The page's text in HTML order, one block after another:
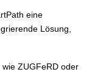
eine
Lösung,
ZUGFeRD oder